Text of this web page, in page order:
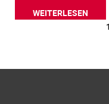
WEITERLESEN
1